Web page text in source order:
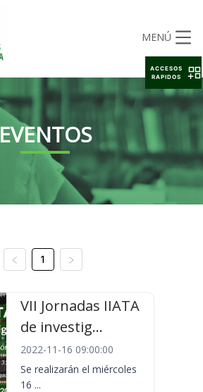
MENÚ
EVENTOS
1
VII Jornadas IIATA
de investig...
2022-11-16 09:00:00
Se realizarán el miércoles
16 ...
ACCESOS
RAPIDOS